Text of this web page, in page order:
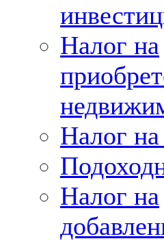
Налог на
Налог
Налог на